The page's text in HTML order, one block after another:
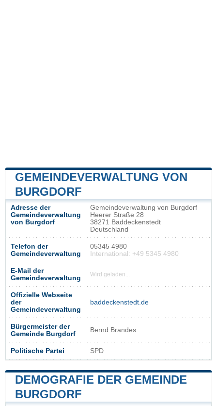
GEMEINDEVERWALTUNG VON
BURGDORF
Adresse der
Gemeindeverwaltung
von Burgdorf
Gemeindeverwaltung von Burgdorf
Heerer Straße 28
38271 Baddeckenstedt
Deutschland
Telefon der
Gemeindeverwaltung
05345 4980
International: +49 5345 4980
E-Mail der
Gemeindeverwaltung
Wird geladen...
Offizielle Webseite
der
Gemeindeverwaltung
baddeckenstedt.de
Bürgermeister der
Gemeinde Burgdorf
Bernd Brandes
Politische Partei SPD
DEMOGRAFIE DER GEMEINDE
BURGDORF